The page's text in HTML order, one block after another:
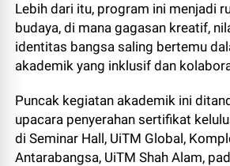
Lebih dari itu, program ini menjadi
budaya, di mana gagasan kreatif,
identitas bangsa saling bertemu
akademik yang inklusif dan
Puncak kegiatan akademik ini
upacara penyerahan sertifikat
di Seminar Hall, UiTM Global,
Antarabangsa, UiTM Shah Alam,